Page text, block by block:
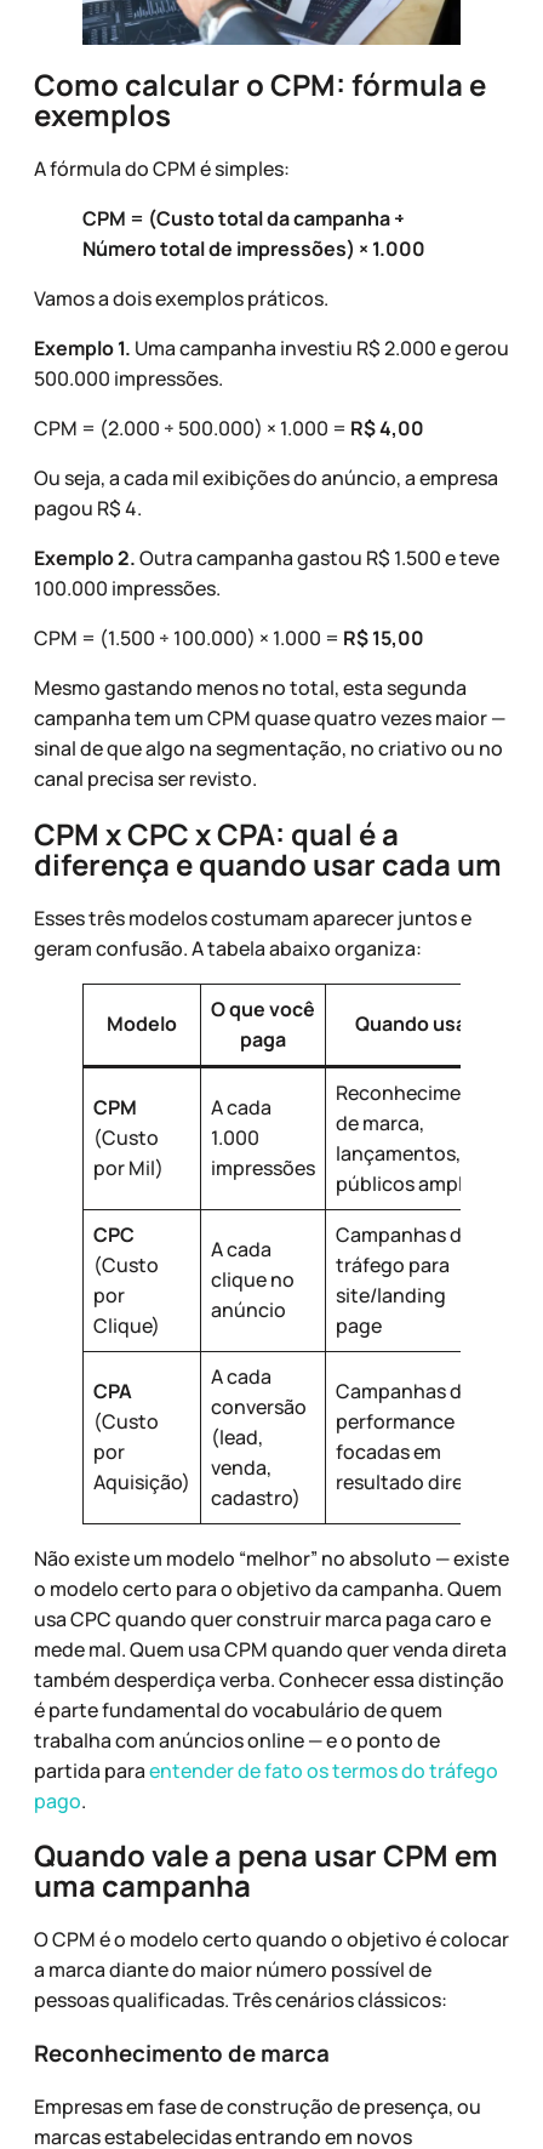
Como calcular o CPM: fórmula e
exemplos
A fórmula do CPM é simples:
CPM = (Custo total da campanha ÷
Número total de impressões) × 1.000
Vamos a dois exemplos práticos.
Exemplo 1. Uma campanha investiu R$ 2.000 e gerou
500.000 impressões.
CPM = (2.000 ÷ 500.000) × 1.000 = R$ 4,00
Ou seja, a cada mil exibições do anúncio, a empresa
pagou R$ 4.
Exemplo 2.Outra campanha gastou R$ 1.500 e teve
100.000 impressões.
CPM = (1.500 ÷ 100.000) × 1.000 = R$ 15,00
Mesmo gastando menos no total, esta segunda
campanha tem um CPM quase quatro vezes maior —
sinal de que algo na segmentação, no criativo ou no
canal precisa ser revisto.
CPM x CPC x CPA: qual é a
diferença e quando usar cada um
Esses três modelos costumam aparecer juntos e
geram confusão. A tabela abaixo organiza:
Modelo
O que você
paga
Quando usar
CPM
(Custo
por Mil)
A cada
1.000
impressões
Reconhecimento
de marca,
lançamentos,
públicos amplos
CPC
(Custo
por
Clique)
A cada
clique no
anúncio
Campanhas de
tráfego para
site/landing
page
CPA
(Custo
por
Aquisição)
A cada
conversão
(lead,
venda,
cadastro)
Campanhas de
performance
focadas em
resultado direto
Não existe um modelo “melhor” no absoluto — existe
o modelo certo para o objetivo da campanha. Quem
usa CPC quando quer construir marca paga caro e
mede mal. Quem usa CPM quando quer venda direta
também desperdiça verba. Conhecer essa distinção
é parte fundamental do vocabulário de quem
trabalha com anúncios online — e o ponto de
partida paraentender de fato os termos do tráfego
pago.
Quando vale a pena usar CPM em
uma campanha
O CPM é o modelo certo quando o objetivo é colocar
a marca diante do maior número possível de
pessoas qualificadas. Três cenários clássicos:
Reconhecimento de marca
Empresas em fase de construção de presença, ou
marcas estabelecidas entrando em novos